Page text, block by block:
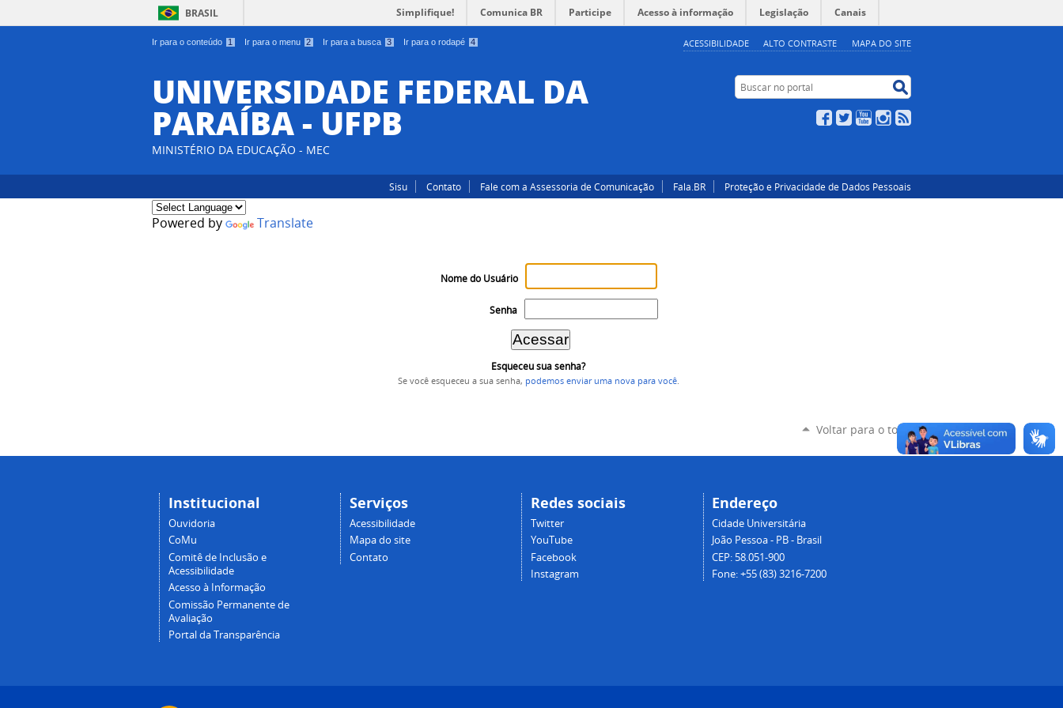
Ir para o conteúdo 1 Ir para o menu 2 Ir para a busca 3 Ir para o rodapé 4 ACESSIBILIDADE ALTO CONTRASTE MAPA DO SITE
BRASIL Simplifique! Comunica BR Participe Acesso à informação Legislação Canais
UNIVERSIDADE FEDERAL DA
PARAÍBA - UFPB
MINISTÉRIO DA EDUCAÇÃO - MEC
Buscar no portal
Facebook
TwitterYouTubeInstagram
Sisu Contato Fale com a Assessoria de Comunicação Fala.BR Proteção e Privacidade de Dados Pessoais
Powered by Translate
Nome do Usuário
Senha
Esqueceu sua senha?
Se você esqueceu a sua senha, podemos enviar uma nova para você.
Voltar para o topo
Institucional
Ouvidoria
CoMu
Comitê de Inclusão e
Acessibilidade
Acesso à Informação
Comissão Permanente de
Avaliação
Portal da Transparência
Serviços
Acessibilidade
Mapa do site
Contato
Redes sociais
Twitter
YouTube
Facebook
Instagram
Endereço
Cidade Universitária
João Pessoa - PB - Brasil
CEP: 58.051-900
Fone: +55 (83) 3216-7200